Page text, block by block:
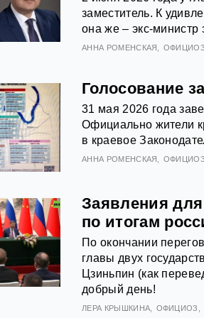
заместитель. К
она же – экс-министр
АННА РОМЕНСКАЯ
Голосование
31 мая 2026 года
Официально жители
в краевое
АННА РОМЕНСКАЯ
Заявления
по итогам
По окончании
главы двух
Цзиньпин (как
добрый день!
ЛЕРА КРЫШКИНА ОФИЦИОЗ